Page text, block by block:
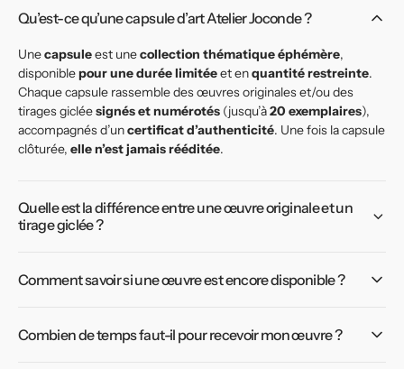
Qu’est-ce qu’une capsule d’art Atelier Joconde ?
Unecapsuleest unecollection thématique éphémère,
disponiblepour une durée limitéeet enquantité restreinte.
Chaque capsule rassemble des œuvres originales et/ou des
tirages gicléesignés et numérotés (jusqu’à20 exemplaires),
accompagnés d’uncertificat d’authenticité. Une fois la capsule
clôturée, elle n’est jamais rééditée.
Quelle est la différence entre une œuvre originale et un
tirage giclée ?
Comment savoir si une œuvre est encore disponible ?
Combien de temps faut-il pour recevoir mon œuvre ?